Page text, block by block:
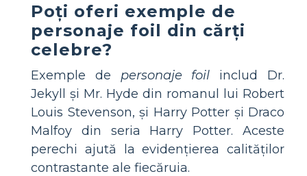
Poți oferi exemple de
personaje foil din cărți
celebre?
Exemple de personaje foil includ Dr.
Jekyll și Mr. Hyde din romanul lui Robert
Louis Stevenson, și Harry Potter și Draco
Malfoy din seria Harry Potter. Aceste
perechi ajută la evidențierea calităților
contrastante ale fiecăruia.